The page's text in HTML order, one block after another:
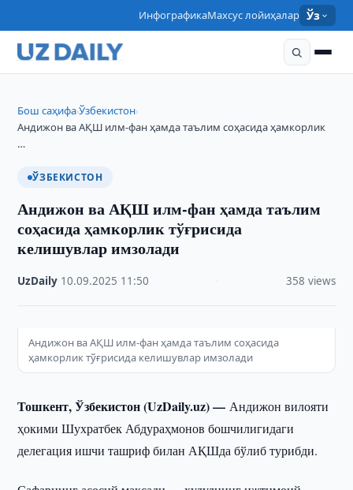
ИнфографикаМахсус лойиҳалар Ўз
Бош саҳифа›Ўзбекистон›
Андижон ва АҚШ илм-фан ҳамда таълим соҳасида ҳамкорлик
…
ЎЗБЕКИСТОН
Андижон ва АҚШ илм-фан ҳамда таълим
соҳасида ҳамкорлик тўғрисида
келишувлар имзолади
UzDaily 10.09.2025 11:50 358 views
Андижон ва АҚШ илм-фан ҳамда таълим соҳасида
ҳамкорлик тўғрисида келишувлар имзолади
Тошкент, Ўзбекистон (UzDaily.uz) —Андижон вилояти
ҳокими Шухратбек Абдураҳмонов бошчилигидаги
делегация ишчи ташриф билан АҚШда бўлиб турибди.